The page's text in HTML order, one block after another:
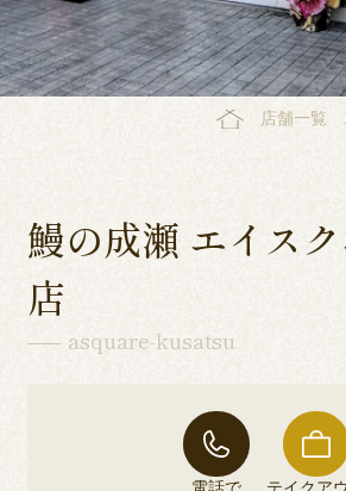
店舗一覧
鰻の成瀬 エイス
店
asquare-kusatsu